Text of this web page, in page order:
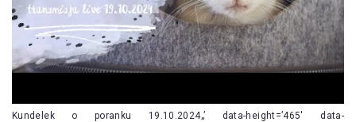
Kundelek o poranku 19.10.2024„’ data-height=’465′ data-